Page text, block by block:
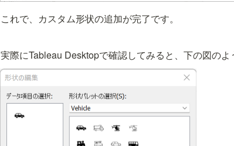
これで、カスタム形状の追加が完了です。
実際にTableau Desktopで確認してみると、下の図のよ